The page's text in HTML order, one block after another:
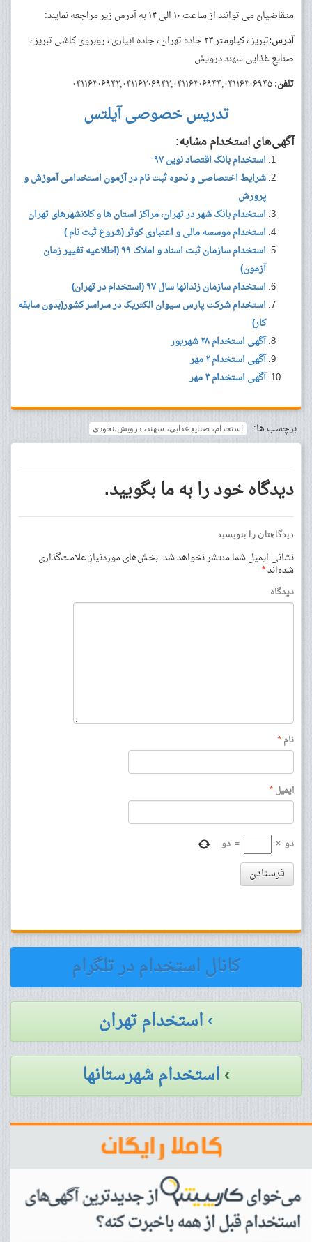
متقاضیان می توانند از ساعت ۱۰ الی ۱۴ به آدرس زیر مراجعه نمایند:
آدرس:
تبریز ، کیلومتر ۲۳ جاده تهران ، جاده آبیاری ، روبروی کاشی تبریز ،
صنایع غذایی سهند درویش
تلفن:
تدریس خصوصی آیلتس
آگهی‌های استخدام مشابه:
استخدام بانک اقتصاد نوین ۹۷
شرایط اختصاصی و نحوه ثبت نام در آزمون استخدامی آموزش و
پرورش
استخدام بانک شهر در تهران، مراکز استان ها و کلانشهرهای تهران
استخدام موسسه مالی و اعتباری کوثر (شروع ثبت نام )
استخدام سازمان ثبت اسناد و املاک ۹۹ (اطلاعیه تغییر زمان
آزمون)
استخدام سازمان زندانها سال ۹۷ (استخدام در تهران)
استخدام شرکت پارس سیوان الکتریک در سراسر کشور(بدون سابقه
کار)
آگهی استخدام ۲۸ شهریور
آگهی استخدام ۲ مهر
آگهی استخدام ۴ مهر
برچسب ها: استخدام، صنایع غذایی، سهند، درویش،نخودی
دیدگاه خود را به ما بگویید.
دیدگاهتان را بنویسید
نشانی ایمیل شما منتشر نخواهد شد.بخش‌های موردنیاز علامت‌گذاری
شده‌اند*
دیدگاه
نام*
ایمیل*
دو ×
= دو
فرستادن
کانال استخدام در تلگرام
› استخدام تهران
›استخدام شهرستانها